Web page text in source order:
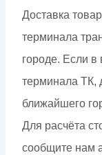
Доставка
терминала
городе. Если в
терминала ТК,
ближайшего
Для расчёта
сообщите нам